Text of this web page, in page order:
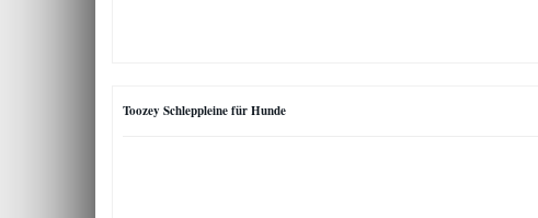
Toozey Schleppleine für Hunde